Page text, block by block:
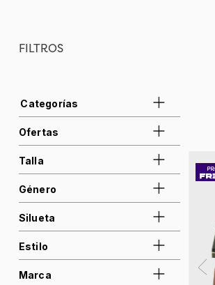
FILTROS
Marca
Pantalones
Camisas
Estilo
Casual
Género
Hombre
Ofertas
25%
Silueta
Regular Fit
Talla
XS